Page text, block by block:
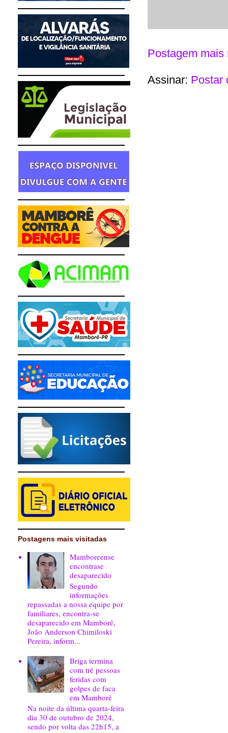
Postagem mais
Assinar: Postar
Postagens mais visitadas
Mamboreense
encontrase
desaparecido
Segundo
informações
repassadas a nossa equipe por
familiares, encontra-se
desaparecido em Mamborê,
João Anderson Chimiloski
Pereira, inform...
Briga termina
com trê pessoas
feridas com
golpes de faca
em Mamborê
Na noite da última quarta-feira
dia 30 de outubro de 2024,
sendo por volta das 22h15, a